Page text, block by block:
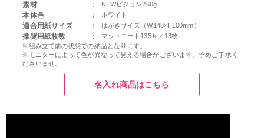
素材 ： NEWピジョン260g
本体色 ： ホワイト
適合用紙サイズ ： はがきサイズ（W148×H100mm）
推奨用紙枚数 ：
マットコート135ｋ／13枚
※組み立て前の状態での納品となります。
※モニターによって色が異なって見える場合がございます。予めご了承く
ださいませ。
名入れ商品はこちら